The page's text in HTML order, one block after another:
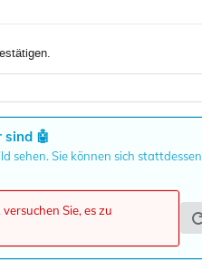
sind🤖
sehen. Sie können sich stattdessen
Sie, es zu